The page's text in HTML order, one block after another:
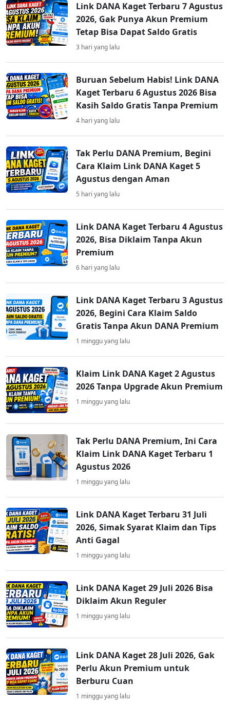
Link DANA Kaget Terbaru 7 Agustus
2026, Gak Punya Akun Premium
Tetap Bisa Dapat Saldo Gratis
3 hari yang lalu
Buruan Sebelum Habis! Link DANA
Kaget Terbaru 6 Agustus 2026 Bisa
Kasih Saldo Gratis Tanpa Premium
4 hari yang lalu
Tak Perlu DANA Premium, Begini
Cara Klaim Link DANA Kaget 5
Agustus dengan Aman
5 hari yang lalu
Link DANA Kaget Terbaru 4 Agustus
2026, Bisa Diklaim Tanpa Akun
Premium
6 hari yang lalu
Link DANA Kaget Terbaru 3 Agustus
2026, Begini Cara Klaim Saldo
Gratis Tanpa Akun DANA Premium
1 minggu yang lalu
Klaim Link DANA Kaget 2 Agustus
2026 Tanpa Upgrade Akun Premium
1 minggu yang lalu
Tak Perlu DANA Premium, Ini Cara
Klaim Link DANA Kaget Terbaru 1
Agustus 2026
1 minggu yang lalu
Link DANA Kaget Terbaru 31 Juli
2026, Simak Syarat Klaim dan Tips
Anti Gagal
1 minggu yang lalu
Link DANA Kaget 29 Juli 2026 Bisa
Diklaim Akun Reguler
1 minggu yang lalu
Link DANA Kaget 28 Juli 2026, Gak
Perlu Akun Premium untuk
Berburu Cuan
1 minggu yang lalu